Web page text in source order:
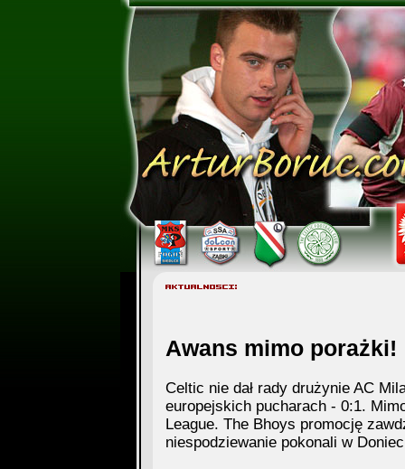
Awans mimo porażki!
Celtic nie dał rady drużynie AC
europejskich pucharach - 0:1.
League. The Bhoys promocję
niespodziewanie pokonali w